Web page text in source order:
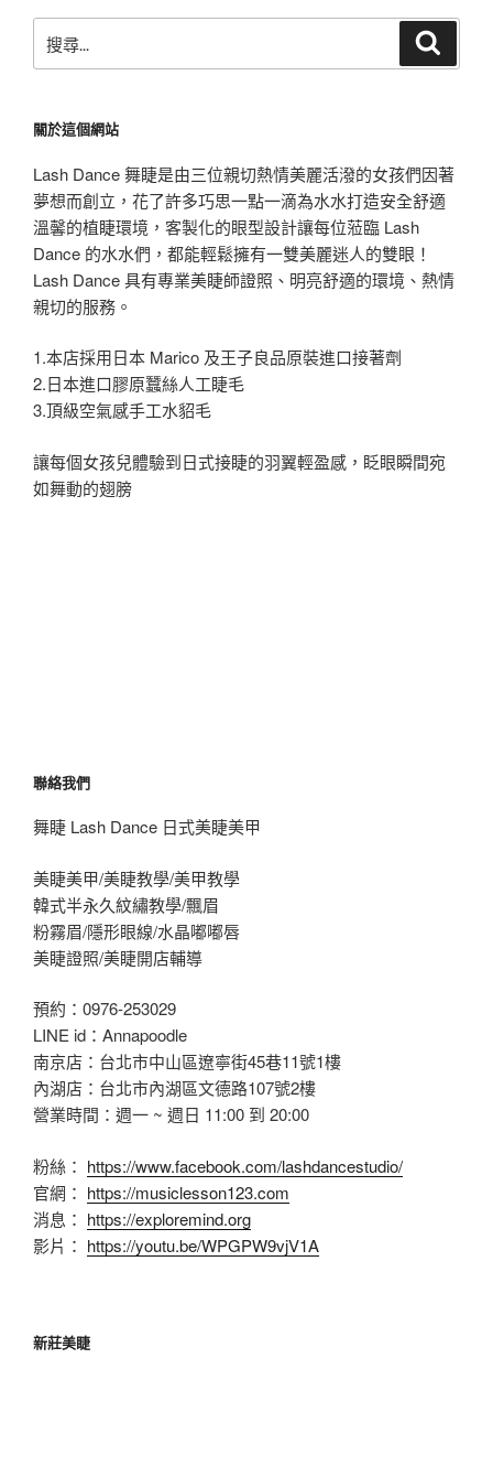
尋
字:
關於這個網站
Lash Dance 舞睫是由三位親切熱情美麗活潑的女孩們因著
夢想而創立，花了許多巧思一點一滴為水水打造安全舒適
溫馨的植睫環境，客製化的眼型設計讓每位蒞臨 Lash
Dance 的水水們，都能輕鬆擁有一雙美麗迷人的雙眼！
Lash Dance 具有專業美睫師證照、明亮舒適的環境、熱情
親切的服務。
1.本店採用日本 Marico 及王子良品原裝進口接著劑
2.日本進口膠原蠶絲人工睫毛
3.頂級空氣感手工水貂毛
讓每個女孩兒體驗到日式接睫的羽翼輕盈感，眨眼瞬間宛
如舞動的翅膀
聯絡我們
舞睫 Lash Dance 日式美睫美甲
美睫美甲/美睫教學/美甲教學
韓式半永久紋繡教學/飄眉
粉霧眉/隱形眼線/水晶嘟嘟唇
美睫證照/美睫開店輔導
預約：0976-253029
LINE id：Annapoodle
南京店：台北市中山區遼寧街45巷11號1樓
內湖店：台北市內湖區文德路107號2樓
營業時間：週一 ~ 週日 11:00 到 20:00
粉絲： https://www.facebook.com/lashdancestudio/
官網： https://musiclesson123.com
消息： https://exploremind.org
影片： https://youtu.be/WPGPW9vjV1A
新莊美睫